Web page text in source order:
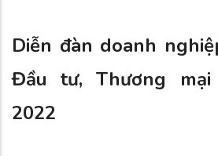
Diễn đàn doanh
Đầu tư, Thương
2022